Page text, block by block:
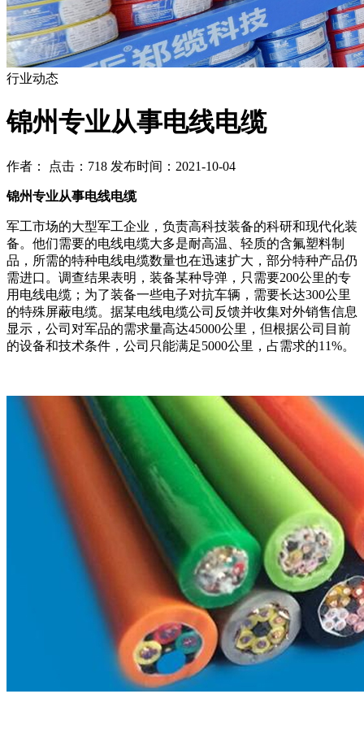
行业动态
锦州专业从事电线电缆
作者： 点击：718 发布时间：2021-10-04
锦州专业从事电线电缆
军工市场的大型军工企业，负责高科技装备的科研和现代化装
备。他们需要的电线电缆大多是耐高温、轻质的含氟塑料制
品，所需的特种电线电缆数量也在迅速扩大，部分特种产品仍
需进口。调查结果表明，装备某种导弹，只需要200公里的专
用电线电缆；为了装备一些电子对抗车辆，需要长达300公里
的特殊屏蔽电缆。据某电线电缆公司反馈并收集对外销售信息
显示，公司对军品的需求量高达45000公里，但根据公司目前
的设备和技术条件，公司只能满足5000公里，占需求的11%。